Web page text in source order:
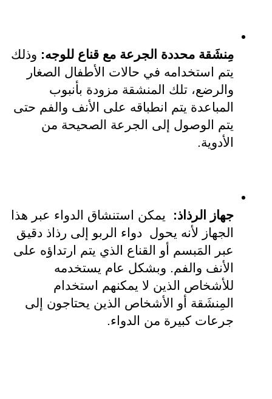
مِنشَقة محددة الجرعة مع قناع للوجه:
الأدوية.
جهاز الرذاذ:
جرعات كبيرة من الدواء.